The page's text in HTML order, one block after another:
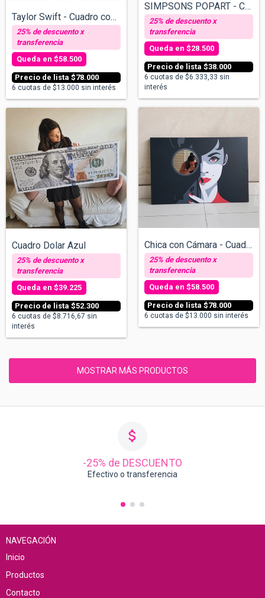
Taylor Swift - Cuadro con espejos v/tama...
$78.000
$58.500
6 cuotas de $13.000 sin interés
SIMPSONS POPART - Cuadro sobre Bastidor...
$38.000
$28.500
6 cuotas de $6.333,33 sin
interés
Cuadro Dolar Azul
$52.300
$39.225
6 cuotas de $8.716,67 sin
interés
Chica con Cámara - Cuadro con espejos v/...
$78.000
$58.500
6 cuotas de $13.000 sin interés
MOSTRAR MÁS PRODUCTOS
-25% de DESCUENTO
Efectivo o transferencia
NAVEGACIÓN
Inicio
Productos
Contacto